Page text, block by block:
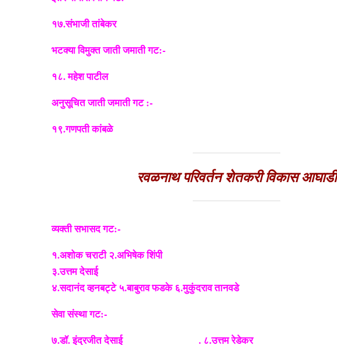
१७.संभाजी तांबेकर
भटक्या विमुक्त जाती जमाती गट:-
१८. महेश पाटील
अनुसूचित जाती जमाती गट :-
१९.गणपती कांबळे
रवळनाथ परिवर्तन शेतकरी विकास आघाडी
व्यक्ती सभासद गट:-
१.अशोक चराटी २.अभिषेक शिंपी
३.उत्तम देसाई
४.सदानंद व्हनबट्टे ५.बाबुराव फडके ६.मुकुंदराव तानवडे
सेवा संस्था गट:-
७.डॉ. इंद्रजीत देसाई . ८.उत्तम रेडेकर